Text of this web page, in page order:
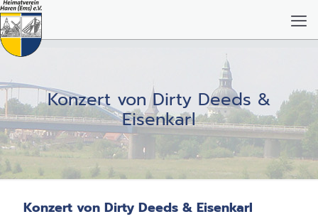
Konzert von Dirty Deeds &
Eisenkarl
Konzert von Dirty Deeds & Eisenkarl